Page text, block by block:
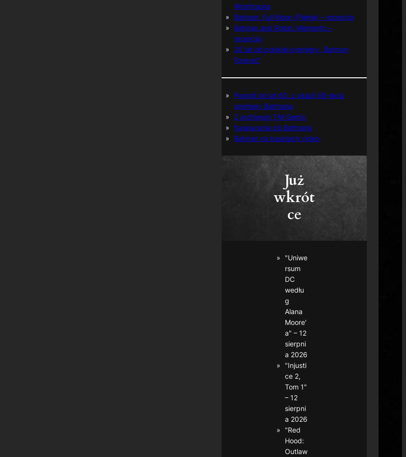
Wrightsona
Batman: Full Moon (Pełnia) – recenzja
Batman and Robin: Memento –
recenzja
30 lat od polskiej premiery „Batman
Forever”
Powrót do lat 60. z okazji 60-lecia
premiery Batmana
Z archiwum TM-Semic
Nawiązania do Batmana
Batman na kasetach video
Już
wkrót
ce
"Uniwe
rsum
DC
wedłu
g
Alana
Moore'
a" – 12
sierpni
a 2026
"Injusti
ce 2,
Tom 1"
– 12
sierpni
a 2026
"Red
Hood:
Outlaw